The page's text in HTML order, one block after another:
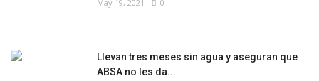
May 19, 2021 0
Llevan tres meses sin agua y aseguran que
ABSA no les da...